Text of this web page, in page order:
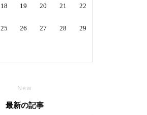
18 19 20 21 22
25 26 27 28 29
New
最新の記事